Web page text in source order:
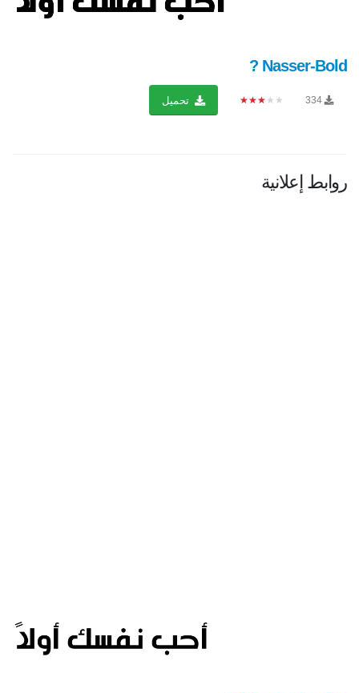
Nasser-Bold ?
334
★★★★★ تحميل
روابط إعلانية